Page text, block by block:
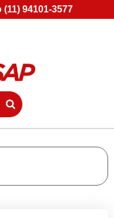
94101-3577